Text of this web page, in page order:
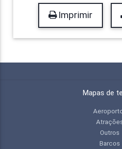
Imprimir
Mapas de
Outros
Barcos